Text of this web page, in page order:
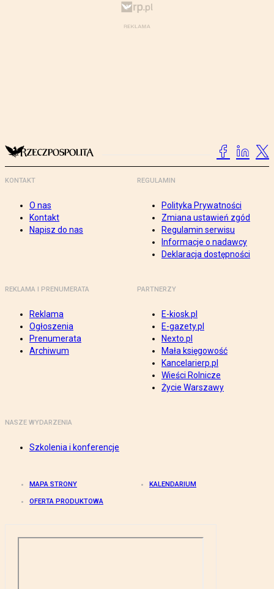
KONTAKT
O nas
Kontakt
Napisz do nas
REGULAMIN
Polityka Prywatności
Zmiana ustawień zgód
Regulamin serwisu
Informacje o nadawcy
Deklaracja dostępności
REKLAMA I PRENUMERATA
Reklama
Ogłoszenia
Prenumerata
Archiwum
PARTNERZY
E-kiosk.pl
E-gazety.pl
Nexto.pl
Mała księgowość
Kancelarierp.pl
Wieści Rolnicze
Życie Warszawy
NASZE WYDARZENIA
Szkolenia i konferencje
MAPA STRONY KALENDARIUM
OFERTA PRODUKTOWA